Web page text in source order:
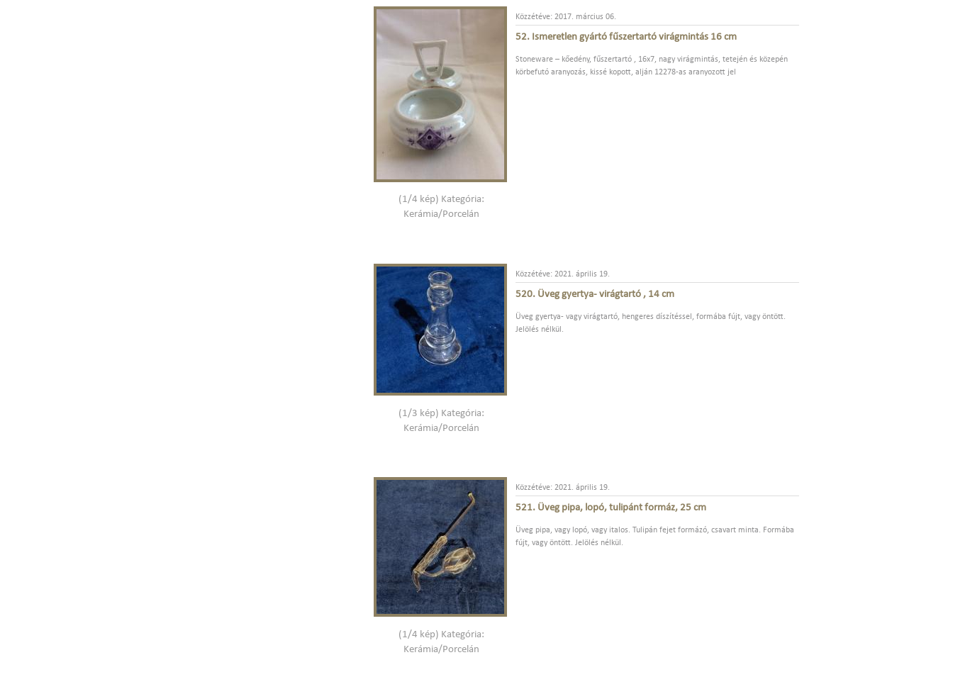
(1/4 kép) Kategória:
Kerámia/Porcelán
Közzétéve: 2017. március 06.
52. Ismeretlen gyártó fűszertartó virágmintás 16 cm
Stoneware – kőedény, fűszertartó , 16x7, nagy virágmintás, tetején és közepén
körbefutó aranyozás, kissé kopott, alján 12278-as aranyozott jel
(1/3 kép) Kategória:
Kerámia/Porcelán
Közzétéve: 2021. április 19.
520. Üveg gyertya- virágtartó , 14 cm
Üveg gyertya- vagy virágtartó, hengeres díszítéssel, formába fújt, vagy öntött.
Jelölés nélkül.
(1/4 kép) Kategória:
Kerámia/Porcelán
Közzétéve: 2021. április 19.
521. Üveg pipa, lopó, tulipánt formáz, 25 cm
Üveg pipa, vagy lopó, vagy italos. Tulipán fejet formázó, csavart minta. Formába
fújt, vagy öntött. Jelölés nélkül.